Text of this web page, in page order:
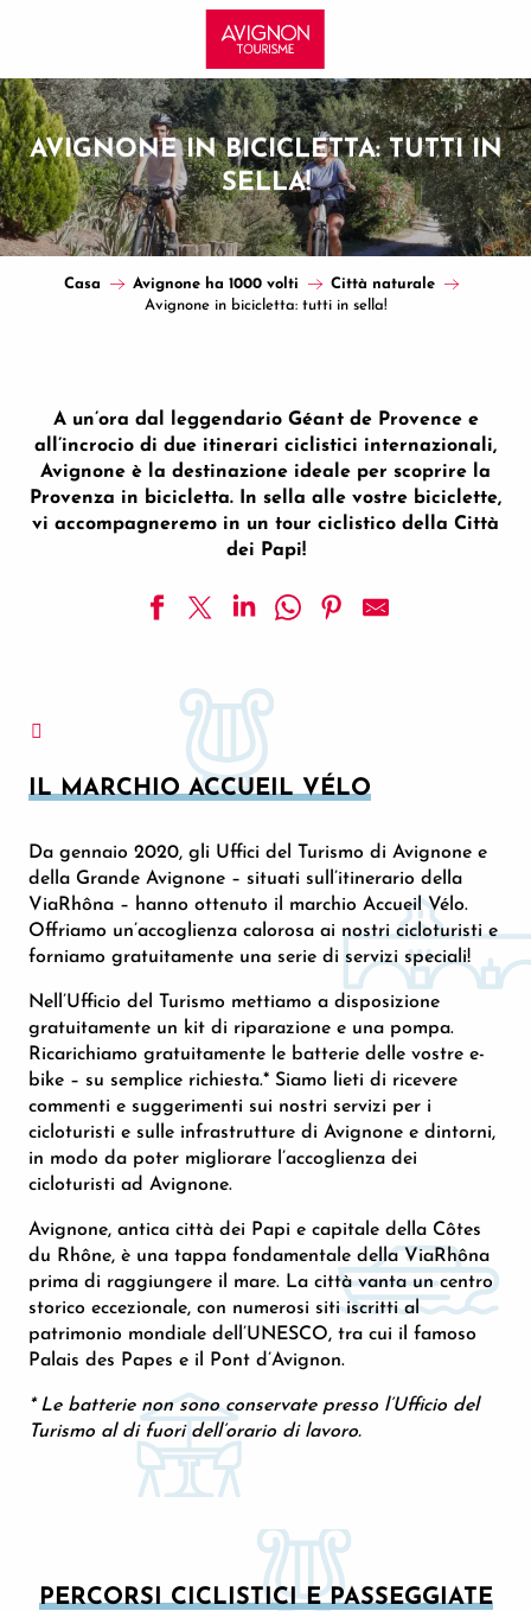
principal
AVIGNONE IN BICICLETTA: TUTTI IN
SELLA!
Casa Avignone ha 1000 volti
Città naturale
Avignone in bicicletta: tutti in sella!
A un’ora dal leggendario Géant de Provence e
all’incrocio di due itinerari ciclistici internazionali,
Avignone è la destinazione ideale per scoprire la
Provenza in bicicletta. In sella alle vostre biciclette,
vi accompagneremo in un tour ciclistico della Città
dei Papi!
IL MARCHIO ACCUEIL VÉLO
Da gennaio 2020, gli Uffici del Turismo di Avignone e
della Grande Avignone – situati sull’itinerario della
ViaRhôna – hanno ottenuto il marchio Accueil Vélo.
Offriamo un’accoglienza calorosa ai nostri cicloturisti e
forniamo gratuitamente una serie di servizi speciali!
Nell’Ufficio del Turismo mettiamo a disposizione
gratuitamente un kit di riparazione e una pompa.
Ricarichiamo gratuitamente le batterie delle vostre e-
bike – su semplice richiesta.* Siamo lieti di ricevere
commenti e suggerimenti sui nostri servizi per i
cicloturisti e sulle infrastrutture di Avignone e dintorni,
in modo da poter migliorare l’accoglienza dei
cicloturisti ad Avignone.
Avignone, antica città dei Papi e capitale della Côtes
du Rhône, è una tappa fondamentale della ViaRhôna
prima di raggiungere il mare. La città vanta un centro
storico eccezionale, con numerosi siti iscritti al
patrimonio mondiale dell’UNESCO, tra cui il famoso
Palais des Papes e il Pont d’Avignon.
* Le batterie non sono conservate presso l’Ufficio del
Turismo al di fuori dell’orario di lavoro.
PERCORSI CICLISTICI E PASSEGGIATE